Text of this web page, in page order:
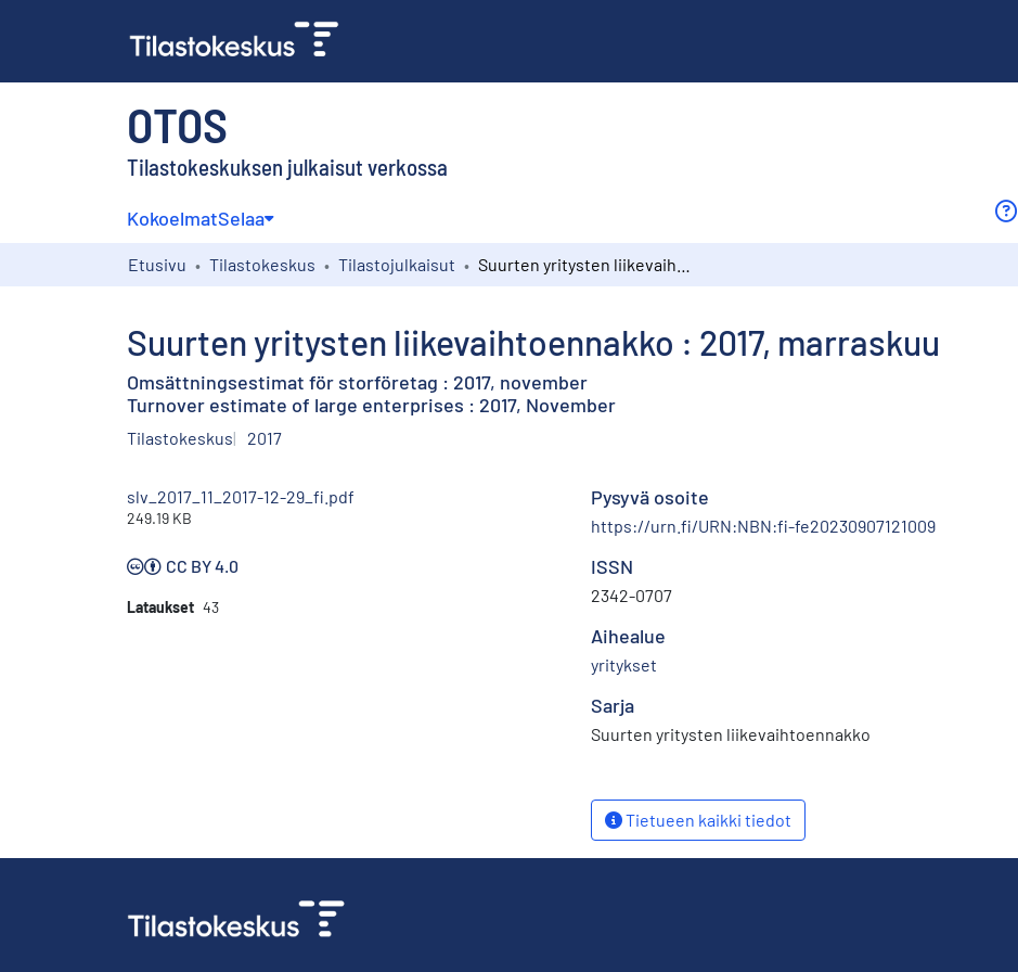
OTOS
Tilastokeskuksen julkaisut verkossa
KokoelmatSelaa
Etusivu Tilastokeskus Tilastojulkaisut
Suurten yritysten liikevaihtoennakko : 2017, marraskuu
Omsättningsestimat för storföretag : 2017, november
Turnover estimate of large enterprises : 2017, November
Tilastokeskus 2017
slv_2017_11_2017-12-29_fi.pdf
249.19 KB
CC BY 4.0
Lataukset 43
Pysyvä osoite
https://urn.fi/URN:NBN:fi-fe20230907121009
ISSN
2342-0707
Aihealue
yritykset
Sarja
Suurten yritysten liikevaihtoennakko
Tietueen kaikki tiedot